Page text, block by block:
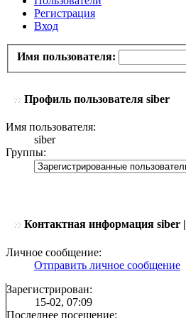
Регистрация
Вход
Имя пользователя:
Профиль пользователя siber
Имя пользователя:
siber
Группы:
Контактная информация siber |
Личное сообщение:
Отправить личное сообщение
Зарегистрирован:
15-02, 07:09
Последнее посещение: